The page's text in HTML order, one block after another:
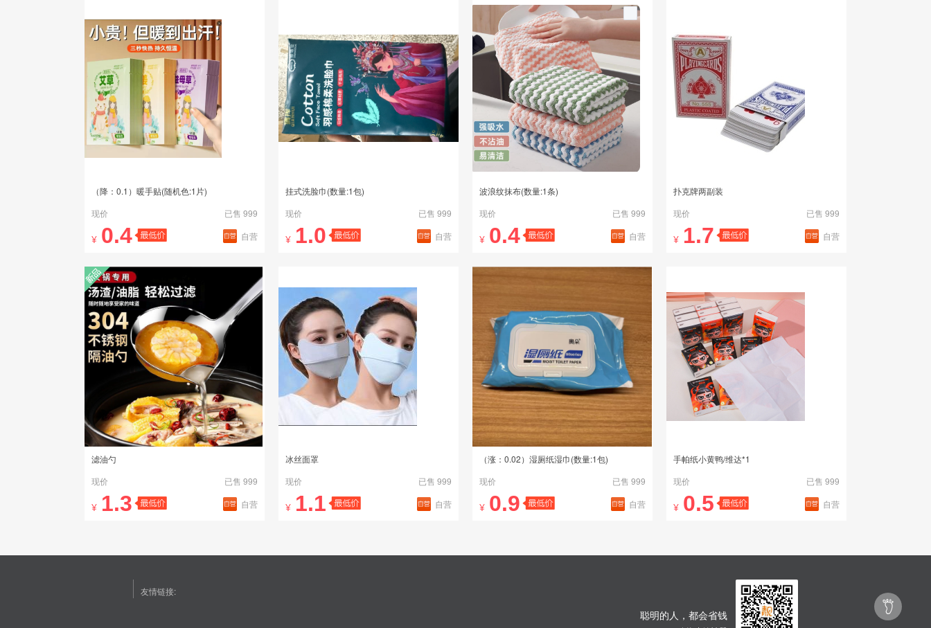
（降：0.1）暖手贴(随机色:1片)
现价
已售 999
¥ 0.4 自营
挂式洗脸巾(数量:1包)
现价
已售 999
¥ 1.0 自营
波浪纹抹布(数量:1条)
现价
已售 999
¥ 0.4 自营
扑克牌两副装
现价
已售 999
¥ 1.7 自营
新品
滤油勺
现价
已售 999
¥ 1.3 自营
冰丝面罩
现价
已售 999
¥ 1.1 自营
（涨：0.02）湿厕纸湿巾(数量:1包)
现价
已售 999
¥ 0.9 自营
手帕纸小黄鸭/维达*1
现价
已售 999
¥ 0.5 自营
友情链接:
聪明的人，都会省钱 